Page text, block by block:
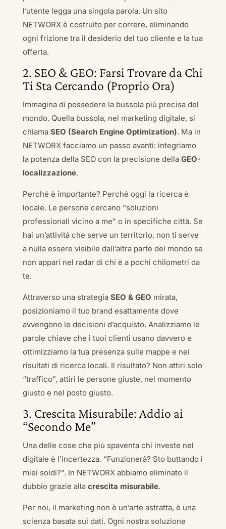
l’utente legga una singola parola. Un sito
NETWORX è costruito per correre, eliminando
ogni frizione tra il desiderio del tuo cliente e la tua
offerta.
2. SEO & GEO: Farsi Trovare da Chi
Ti Sta Cercando (Proprio Ora)
Immagina di possedere la bussola più precisa del
mondo. Quella bussola, nel marketing digitale, si
chiama SEO (Search Engine Optimization). Ma in
NETWORX facciamo un passo avanti: integriamo
la potenza della SEO con la precisione della GEO-
localizzazione.
Perché è importante? Perché oggi la ricerca è
locale. Le persone cercano “soluzioni
professionali vicino a me” o in specifiche città. Se
hai un’attività che serve un territorio, non ti serve
a nulla essere visibile dall’altra parte del mondo se
non appari nel radar di chi è a pochi chilometri da
te.
Attraverso una strategia SEO & GEO mirata,
posizioniamo il tuo brand esattamente dove
avvengono le decisioni d’acquisto. Analizziamo le
parole chiave che i tuoi clienti usano davvero e
ottimizziamo la tua presenza sulle mappe e nei
risultati di ricerca locali. Il risultato? Non attiri solo
“traffico”, attiri le persone giuste, nel momento
giusto e nel posto giusto.
3. Crescita Misurabile: Addio ai
“Secondo Me”
Una delle cose che più spaventa chi investe nel
digitale è l’incertezza. “Funzionerà? Sto buttando i
miei soldi?”. In NETWORX abbiamo eliminato il
dubbio grazie alla crescita misurabile.
Per noi, il marketing non è un’arte astratta, è una
scienza basata sui dati. Ogni nostra soluzione